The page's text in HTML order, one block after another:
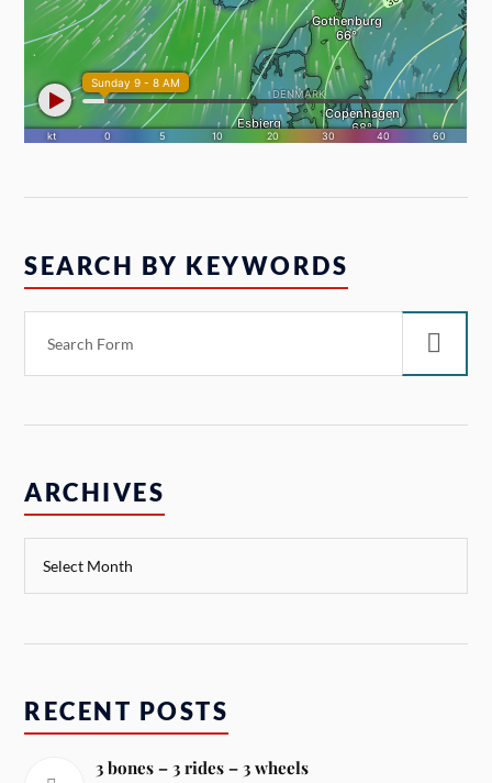
SEARCH BY KEYWORDS
ARCHIVES
RECENT POSTS
3 bones – 3 rides – 3 wheels